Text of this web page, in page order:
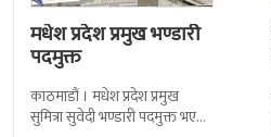
मधेश प्रदेश प्रमुख भण्डारी
पदमुक्त
काठमाडौं । मधेश प्रदेश प्रमुख
सुमित्रा सुवेदी भण्डारी पदमुक्त भएकी